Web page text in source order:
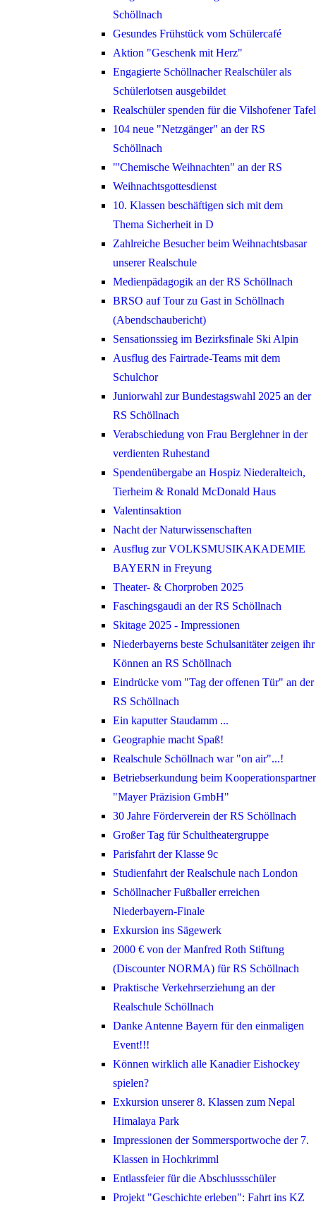
Schöllnach
Gesundes Frühstück vom Schülercafé
Aktion "Geschenk mit Herz"
Engagierte Schöllnacher Realschüler als
Schülerlotsen ausgebildet
Realschüler spenden für die Vilshofener Tafel
104 neue "Netzgänger" an der RS
Schöllnach
"'Chemische Weihnachten" an der RS
Weihnachtsgottesdienst
10. Klassen beschäftigen sich mit dem
Thema Sicherheit in D
Zahlreiche Besucher beim Weihnachtsbasar
unserer Realschule
Medienpädagogik an der RS Schöllnach
BRSO auf Tour zu Gast in Schöllnach
(Abendschaubericht)
Sensationssieg im Bezirksfinale Ski Alpin
Ausflug des Fairtrade-Teams mit dem
Schulchor
Juniorwahl zur Bundestagswahl 2025 an der
RS Schöllnach
Verabschiedung von Frau Berglehner in der
verdienten Ruhestand
Spendenübergabe an Hospiz Niederalteich,
Tierheim & Ronald McDonald Haus
Valentinsaktion
Nacht der Naturwissenschaften
Ausflug zur VOLKSMUSIKAKADEMIE
BAYERN in Freyung
Theater- & Chorproben 2025
Faschingsgaudi an der RS Schöllnach
Skitage 2025 - Impressionen
Niederbayerns beste Schulsanitäter zeigen ihr
Können an RS Schöllnach
Eindrücke vom "Tag der offenen Tür" an der
RS Schöllnach
Ein kaputter Staudamm ...
Geographie macht Spaß!
Realschule Schöllnach war "on air"...!
Betriebserkundung beim Kooperationspartner
"Mayer Präzision GmbH"
30 Jahre Förderverein der RS Schöllnach
Großer Tag für Schultheatergruppe
Parisfahrt der Klasse 9c
Studienfahrt der Realschule nach London
Schöllnacher Fußballer erreichen
Niederbayern-Finale
Exkursion ins Sägewerk
2000 € von der Manfred Roth Stiftung
(Discounter NORMA) für RS Schöllnach
Praktische Verkehrserziehung an der
Realschule Schöllnach
Danke Antenne Bayern für den einmaligen
Event!!!
Können wirklich alle Kanadier Eishockey
spielen?
Exkursion unserer 8. Klassen zum Nepal
Himalaya Park
Impressionen der Sommersportwoche der 7.
Klassen in Hochkrimml
Entlassfeier für die Abschlussschüler
Projekt "Geschichte erleben": Fahrt ins KZ